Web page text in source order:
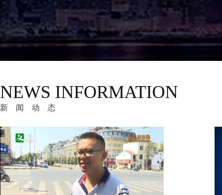
FACE
RECOGNITION
视觉伟业AIOT物联网数据中台是基于AI、
IOT、CLOUD、BIG DATA、5G等核心技
台。通过连接AIOT物联网数据中台并配合
通用设备，向第三方开发者提供完整的人
脸识别的通用能力，为各行各业通用场景
赋能。
客户端
FACE
通过人脸识别+体
目活体检测 •采用
NEWS INFORMATION
新闻动态